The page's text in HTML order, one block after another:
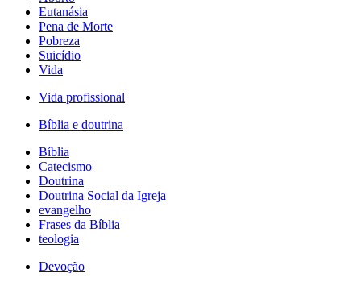
Eutanásia
Pena de Morte
Pobreza
Suicídio
Vida
Vida profissional
Bíblia e doutrina
Bíblia
Catecismo
Doutrina
Doutrina Social da Igreja
evangelho
Frases da Bíblia
teologia
Devoção